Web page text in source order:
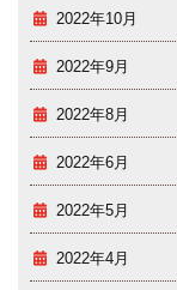
2022年10月
2022年9月
2022年8月
2022年6月
2022年5月
2022年4月